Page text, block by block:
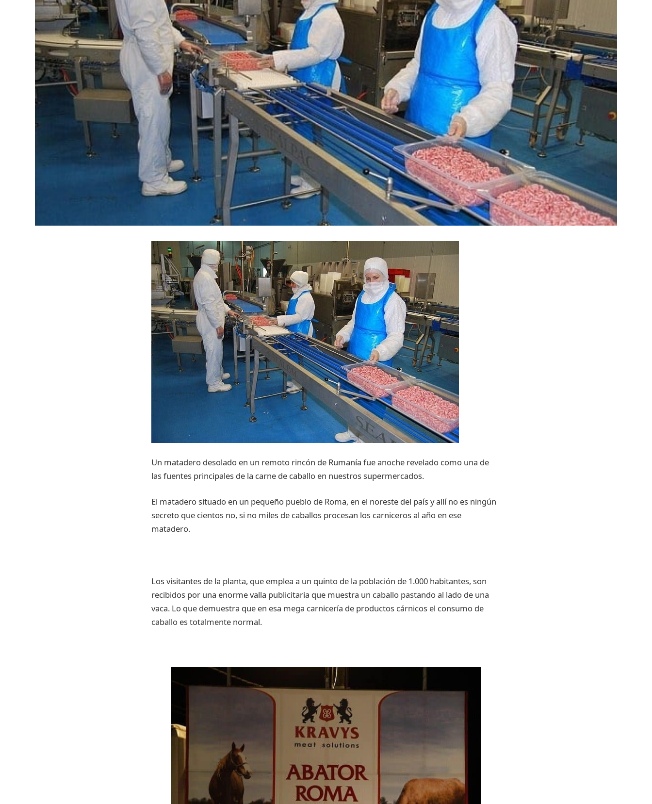
Un matadero desolado en un remoto rincón de Rumanía fue anoche revelado como una de
las fuentes principales de la carne de caballo en nuestros supermercados.
El matadero situado en un pequeño pueblo de Roma, en el noreste del país y allí no es ningún
secreto que cientos no, si no miles de caballos procesan los carniceros al año en ese
matadero.
Los visitantes de la planta, que emplea a un quinto de la población de 1.000 habitantes, son
recibidos por una enorme valla publicitaria que muestra un caballo pastando al lado de una
vaca. Lo que demuestra que en esa mega carnicería de productos cárnicos el consumo de
caballo es totalmente normal.